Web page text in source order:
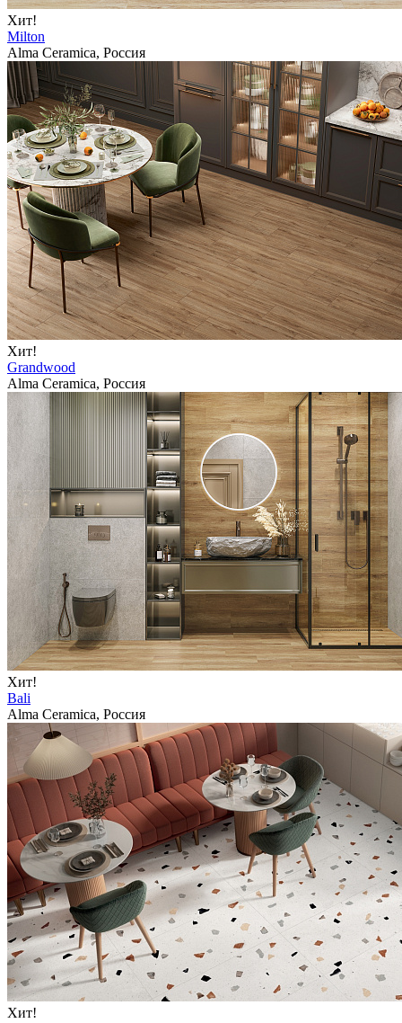
Хит!
Milton
Alma Ceramica, Россия
Хит!
Grandwood
Alma Ceramica, Россия
Хит!
Bali
Alma Ceramica, Россия
Хит!